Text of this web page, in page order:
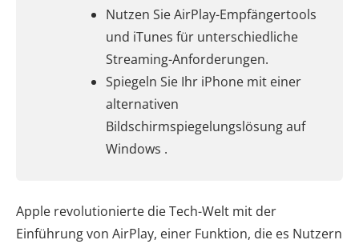
Nutzen Sie AirPlay-Empfängertools
und iTunes für unterschiedliche
Streaming-Anforderungen.
Spiegeln Sie Ihr iPhone mit einer
alternativen
Bildschirmspiegelungslösung auf
Windows .
Apple revolutionierte die Tech-Welt mit der
Einführung von AirPlay, einer Funktion, die es Nutzern